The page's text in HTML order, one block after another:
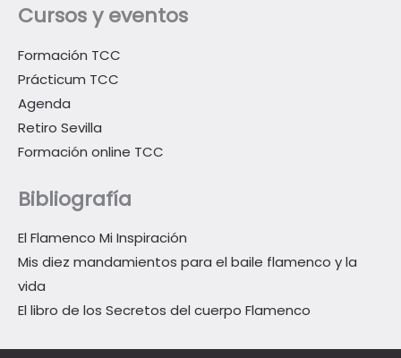
Cursos y eventos
Formación TCC
Prácticum TCC
Agenda
Retiro Sevilla
Formación online TCC
Bibliografía
El Flamenco Mi Inspiración
Mis diez mandamientos para el baile flamenco y la
vida
El libro de los Secretos del cuerpo Flamenco